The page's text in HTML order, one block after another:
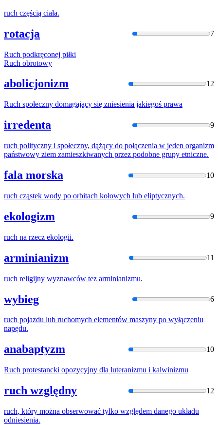
ruch częścią ciała.
rotacja 7
Ruch podkręconej piłki
Ruch obrotowy
abolicjonizm 12
Ruch społeczny domagający się zniesienia jakiegoś prawa
irredenta 9
ruch polityczny i społeczny, dążący do połączenia w jeden organizm
państwowy ziem zamieszkiwanych przez podobne grupy etniczne.
fala morska 10
ruch cząstek wody po orbitach kołowych lub eliptycznych.
ekologizm 9
ruch na rzecz ekologii.
arminianizm 11
ruch religijny wyznawców tez arminianizmu.
wybieg 6
ruch pojazdu lub ruchomych elementów maszyny po wyłączeniu
napędu.
anabaptyzm 10
Ruch protestancki opozycyjny dla luteranizmu i kalwinizmu
ruch względny 12
ruch, który można obserwować tylko względem danego układu
odniesienia.